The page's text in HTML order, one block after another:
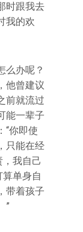
时跟我去
我的欢
么办呢？
他曾建议
前就流过
能一辈子
“你即使
只能在经
，我自己
算单身自
带着孩子
”